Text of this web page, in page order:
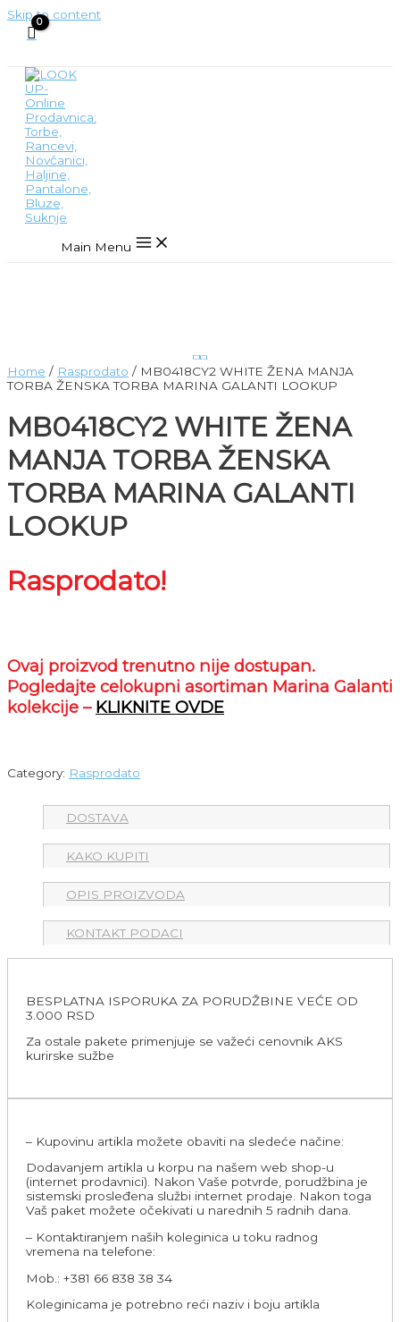
Skip to content
Main Menu
Home / Rasprodato / MB0418CY2 WHITE ŽENA MANJA
TORBA ŽENSKA TORBA MARINA GALANTI LOOKUP
MB0418CY2 WHITE ŽENA
MANJA TORBA ŽENSKA
TORBA MARINA GALANTI
LOOKUP
Rasprodato!
Ovaj proizvod trenutno nije dostupan.
Pogledajte celokupni asortiman Marina Galanti
kolekcije – KLIKNITE OVDE
Category: Rasprodato
DOSTAVA
KAKO KUPITI
OPIS PROIZVODA
KONTAKT PODACI
BESPLATNA ISPORUKA ZA PORUDŽBINE VEĆE OD
3.000 RSD
Za ostale pakete primenjuje se važeći cenovnik AKS
kurirske sužbe
– Kupovinu artikla možete obaviti na sledeće načine:
Dodavanjem artikla u korpu na našem web shop-u
(internet prodavnici). Nakon Vaše potvrde, porudžbina je
sistemski prosleđena službi internet prodaje. Nakon toga
Vaš paket možete očekivati u narednih 5 radnih dana.
– Kontaktiranjem naših koleginica u toku radnog
vremena na telefone:
Mob.: +381 66 838 38 34
Koleginicama je potrebno reći naziv i boju artikla